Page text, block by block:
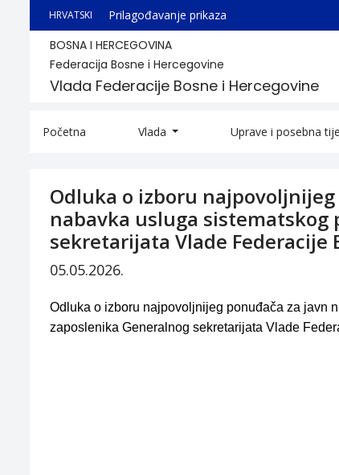
HRVATSKI Prilagođavanje prikaza
BOSNA I HERCEGOVINA
Federacija Bosne i Hercegovine
Vlada Federacije Bosne i Hercegovine
Početna Vlada Uprave i posebna
Odluka o izboru
nabavka usluga sistematskog
sekretarijata Vlade Federacije
05.05.2026.
Odluka o izboru najpovoljnijeg ponuđača za javn
zaposlenika Generalnog sekretarijata Vlade